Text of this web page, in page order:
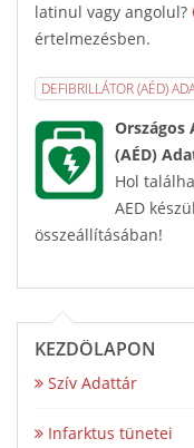
latinul vagy angolul?
értelmezésben.
DEFIBRILLÁTOR (AÉD)
(AÉD)
Hol
AED
összeállításában!
KEZDŐLAPON
Szív Adattár
Infarktus tünetei